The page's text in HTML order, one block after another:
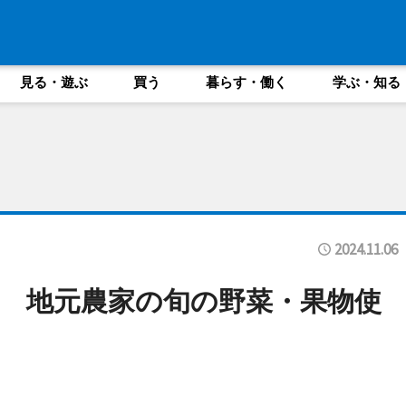
見る・遊ぶ 買う 暮らす・働く 学ぶ・知る
2024.11.06
地元農家の旬の野菜・果物使